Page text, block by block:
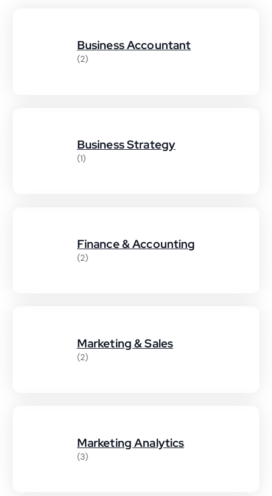
Business Accountant
(2)
Business Strategy
(1)
Finance & Accounting
(2)
Marketing & Sales
(2)
Marketing Analytics
(3)